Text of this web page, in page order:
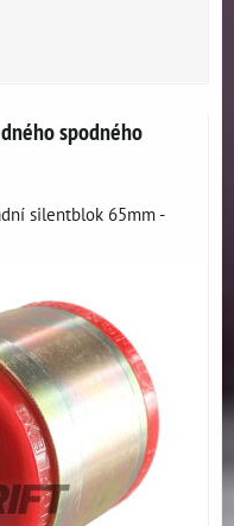
spodného
silentblok 65mm -